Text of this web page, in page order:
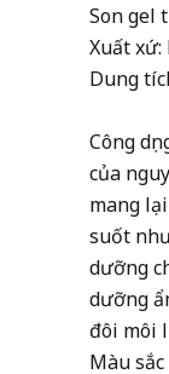
Son gel
Xuất xứ:
Dung
Công
của
mang
suốt
dưỡng
dưỡng
đôi môi
Màu